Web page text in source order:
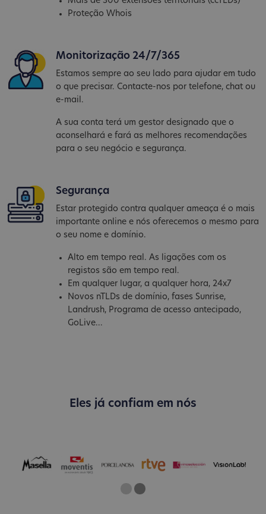
Proteção Whois
Monitorização 24/7/365
Estamos sempre ao seu lado para ajudar em tudo
o que precisar. Contacte-nos por telefone, chat ou
e-mail.
A sua conta terá um gestor designado que o
aconselhará e fará as melhores recomendações
para o seu negócio e segurança.
Segurança
Estar protegido contra qualquer ameaça é o mais
importante online e nós oferecemos o mesmo para
o seu nome e domínio.
Alto em tempo real. As ligações com os
registos são em tempo real.
Em qualquer lugar, a qualquer hora, 24x7
Novos nTLDs de domínio, fases Sunrise,
Landrush, Programa de acesso antecipado,
GoLive...
Eles já confiam em nós
OneTwo
Current Slide